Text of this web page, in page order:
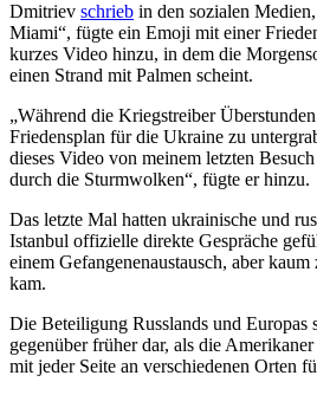
Dmitriev schrieb in den sozialen
Miami“, fügte ein Emoji mit einer
kurzes Video hinzu, in dem die
einen Strand mit Palmen scheint.
„Während die Kriegstreiber
Friedensplan für die Ukraine zu
dieses Video von meinem letzten
durch die Sturmwolken“, fügte er hinzu.
Das letzte Mal hatten ukrainische und
Istanbul offizielle direkte Gespräche
einem Gefangenenaustausch, aber
kam.
Die Beteiligung Russlands und Europas
gegenüber früher dar, als die
mit jeder Seite an verschiedenen Orten